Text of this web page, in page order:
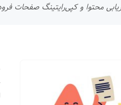
محتوا و کپی‌رایتینگ صفحات